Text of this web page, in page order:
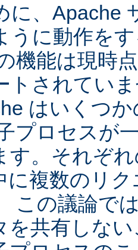
に、Apache
うに動作を
機能は現時
トされてい
はいくつ
プロセスが
す。それぞ
に複数のリ
この議論で
を共有しな